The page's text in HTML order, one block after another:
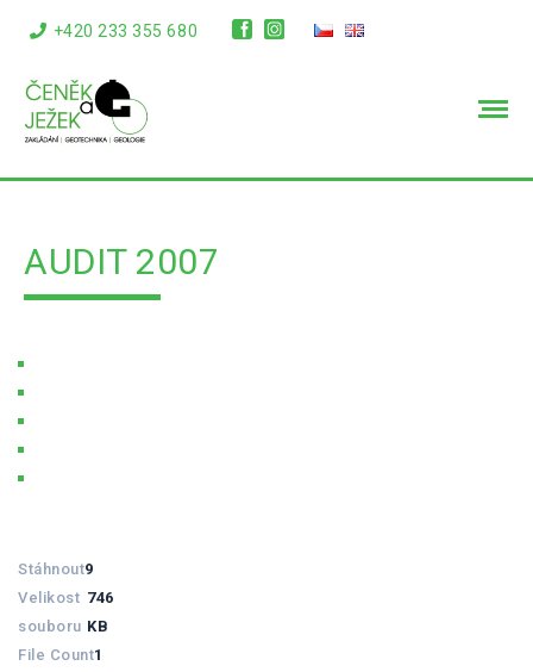
+420 233 355 680
info@cenekajezek.cz
AUDIT 2007
Stáhnout9
Velikost
souboru
746
KB
File Count1